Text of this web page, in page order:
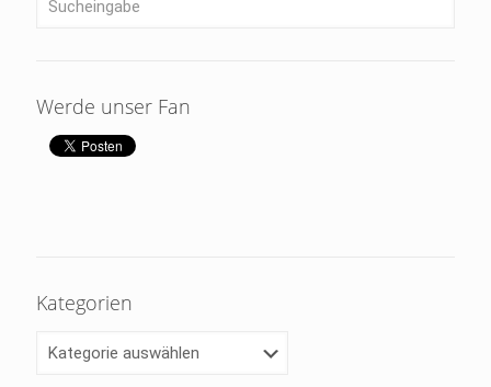
Werde unser Fan
Kategorien